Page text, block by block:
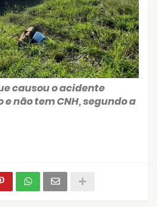
causou o acidente
não tem CNH, segundo a